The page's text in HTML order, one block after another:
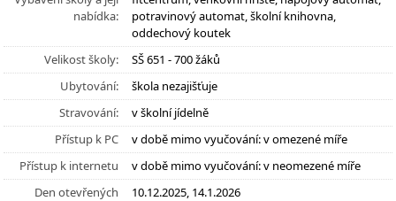
nabídka:
potravinový automat, školní knihovna,
oddechový koutek
Velikost školy:
SŠ 651 - 700 žáků
Ubytování:
škola nezajišťuje
Stravování:
v školní jídelně
Přístup k PC
v době mimo vyučování: v omezené míře
Přístup k internetu
v době mimo vyučování: v neomezené míře
Den otevřených
10.12.2025, 14.1.2026